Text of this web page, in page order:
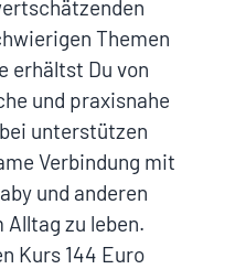
Themen
erhältst Du von
und praxisnahe
unterstützen
Verbindung mit
und anderen
Alltag zu leben.
Kurs 144 Euro